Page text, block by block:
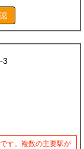
3
す。複数の主要駅が